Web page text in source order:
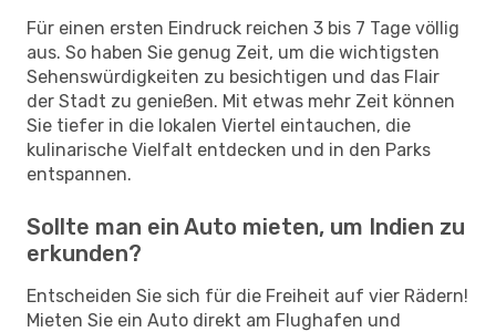
Für einen ersten Eindruck reichen 3 bis 7 Tage völlig
aus. So haben Sie genug Zeit, um die wichtigsten
Sehenswürdigkeiten zu besichtigen und das Flair
der Stadt zu genießen. Mit etwas mehr Zeit können
Sie tiefer in die lokalen Viertel eintauchen, die
kulinarische Vielfalt entdecken und in den Parks
entspannen.
Sollte man ein Auto mieten, um Indien zu
erkunden?
Entscheiden Sie sich für die Freiheit auf vier Rädern!
Mieten Sie ein Auto direkt am Flughafen und